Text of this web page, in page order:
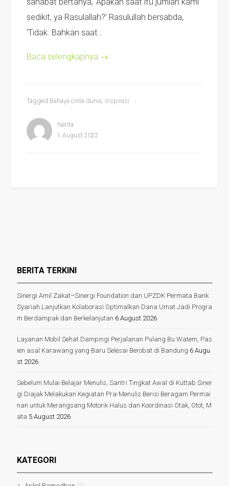
sahabat bertanya, ‘Apakah saat itu jumlah kami
sedikit, ya Rasulallah?’ Rasulullah bersabda,
‘Tidak. Bahkan saat…
Baca selengkapnya →
Tagged Bahaya cinta dunia, inspirasi
Narita
1 August 2022
BERITA TERKINI
Sinergi Amil Zakat–Sinergi Foundation dan UPZDK Permata Bank
Syariah Lanjutkan Kolaborasi Optimalkan Dana Umat Jadi Progra
m Berdampak dan Berkelanjutan 6 August 2026
Layanan Mobil Sehat Dampingi Perjalanan Pulang Bu Watem, Pas
ien asal Karawang yang Baru Selesai Berobat di Bandung 6 Augu
st 2026
Sebelum Mulai Belajar Menulis, Santri Tingkat Awal di Kuttab Siner
gi Diajak Melakukan Kegiatan Pra-Menulis Berisi Beragam Permai
nan untuk Merangsang Motorik Halus dan Koordinasi Otak, Otot, M
ata 5 August 2026
KATEGORI